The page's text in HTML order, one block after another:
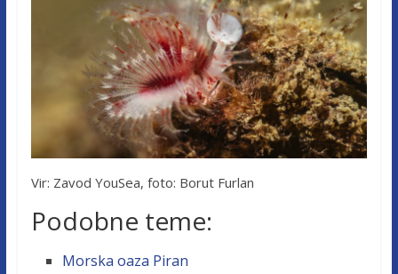
Vir: Zavod YouSea, foto: Borut Furlan
Podobne teme:
Morska oaza Piran